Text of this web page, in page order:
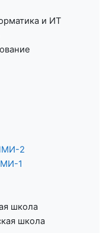
и ИТ
2
1
школа
школа